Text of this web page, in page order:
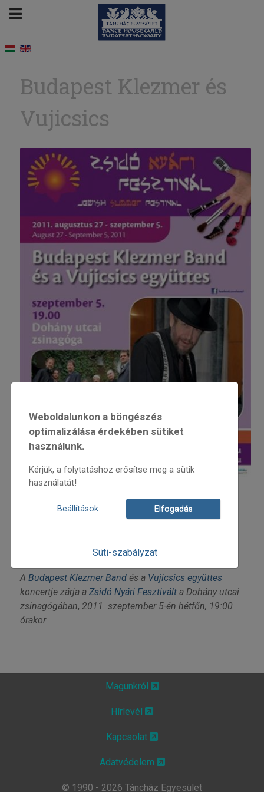
Budapest Klezmer és
Vujicsics
A Budapest Klezmer Band
és a Vujicsics Együttes koncertje
A Budapest Klezmer Bandés a Vujicsics együttes
koncertje zárja a Zsidó Nyári Fesztiválta Dohány utcai
zsinagógában, 2011. szeptember 5-én hétfőn, 19:00
órakor
Weboldalunkon a böngészés
optimalizálása érdekében sütiket
használunk.
Kérjük, a folytatáshoz erősítse meg a sütik
használatát!
Beállítások Elfogadás
Süti-szabályzat
Magunkról
Hírlevél
Kapcsolat
Adatvédelem
© 1990 - 2026 Táncház Egyesület